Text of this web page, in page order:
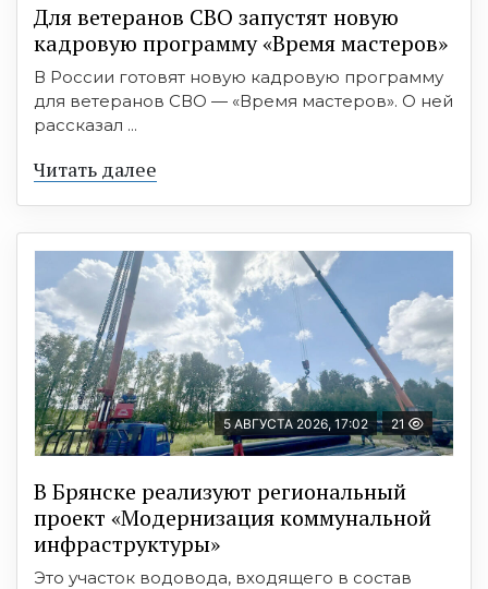
Для ветеранов СВО запустят новую
кадровую программу «Время мастеров»
В России готовят новую кадровую программу
для ветеранов СВО — «Время мастеров». О ней
рассказал ...
Читать далее
5 АВГУСТА 2026, 17:02 21
В Брянске реализуют региональный
проект «Модернизация коммунальной
инфраструктуры»
Это участок водовода, входящего в состав